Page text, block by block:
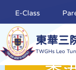
東華三
TWGHs Leo
E-Class